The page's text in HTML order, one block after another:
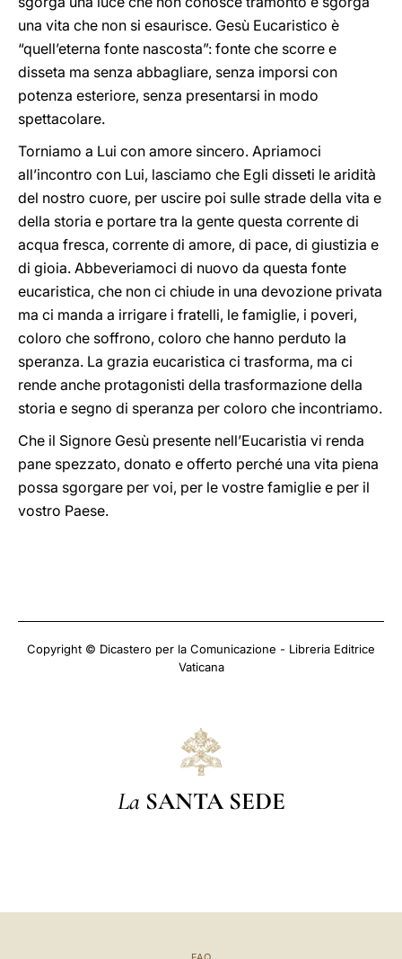
una vita che non si esaurisce. Gesù Eucaristico è
“quell’eterna fonte nascosta”: fonte che scorre e
disseta ma senza abbagliare, senza imporsi con
potenza esteriore, senza presentarsi in modo
spettacolare.
Torniamo a Lui con amore sincero. Apriamoci
all’incontro con Lui, lasciamo che Egli disseti le aridità
del nostro cuore, per uscire poi sulle strade della vita e
della storia e portare tra la gente questa corrente di
acqua fresca, corrente di amore, di pace, di giustizia e
di gioia. Abbeveriamoci di nuovo da questa fonte
eucaristica, che non ci chiude in una devozione privata
ma ci manda a irrigare i fratelli, le famiglie, i poveri,
coloro che soffrono, coloro che hanno perduto la
speranza. La grazia eucaristica ci trasforma, ma ci
rende anche protagonisti della trasformazione della
storia e segno di speranza per coloro che incontriamo.
Che il Signore Gesù presente nell’Eucaristia vi renda
pane spezzato, donato e offerto perché una vita piena
possa sgorgare per voi, per le vostre famiglie e per il
vostro Paese.
Copyright © Dicastero per la Comunicazione - Libreria Editrice
Vaticana
La SANTA SEDE